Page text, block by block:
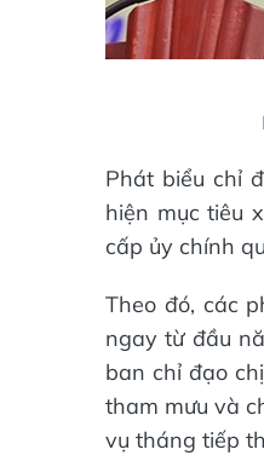
Phát biểu chỉ
hiện mục tiêu
cấp ủy chính
Theo đó, các
ngay từ đầu
ban chỉ đạo
tham mưu và
vụ tháng tiếp